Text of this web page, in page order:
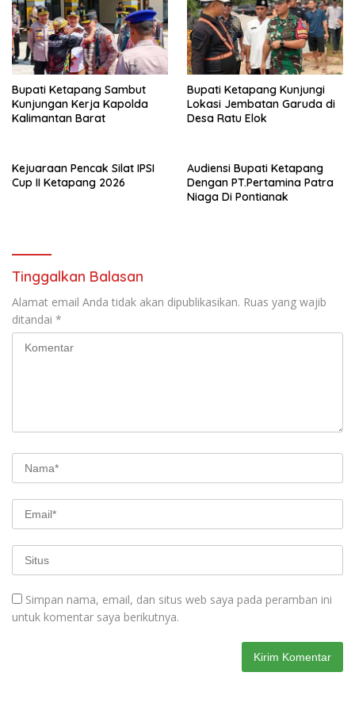
Bupati Ketapang Sambut
Kunjungan Kerja Kapolda
Kalimantan Barat
Bupati Ketapang Kunjungi
Lokasi Jembatan Garuda di
Desa Ratu Elok
Kejuaraan Pencak Silat IPSI
Cup II Ketapang 2026
Audiensi Bupati Ketapang
Dengan PT.Pertamina Patra
Niaga Di Pontianak
Tinggalkan Balasan
Alamat email Anda tidak akan dipublikasikan. Ruas yang wajib
ditandai *
Simpan nama, email, dan situs web saya pada peramban ini
untuk komentar saya berikutnya.